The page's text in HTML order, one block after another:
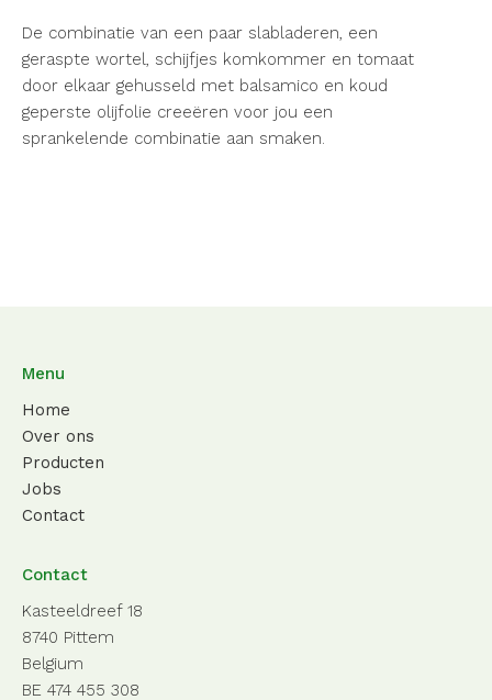
De combinatie van een paar slabladeren, een
geraspte wortel, schijfjes komkommer en tomaat
door elkaar gehusseld met balsamico en koud
geperste olijfolie creeëren voor jou een
sprankelende combinatie aan smaken.
Menu
Home
Over ons
Producten
Jobs
Contact
Contact
Kasteeldreef 18
8740 Pittem
Belgium
BE 474 455 308